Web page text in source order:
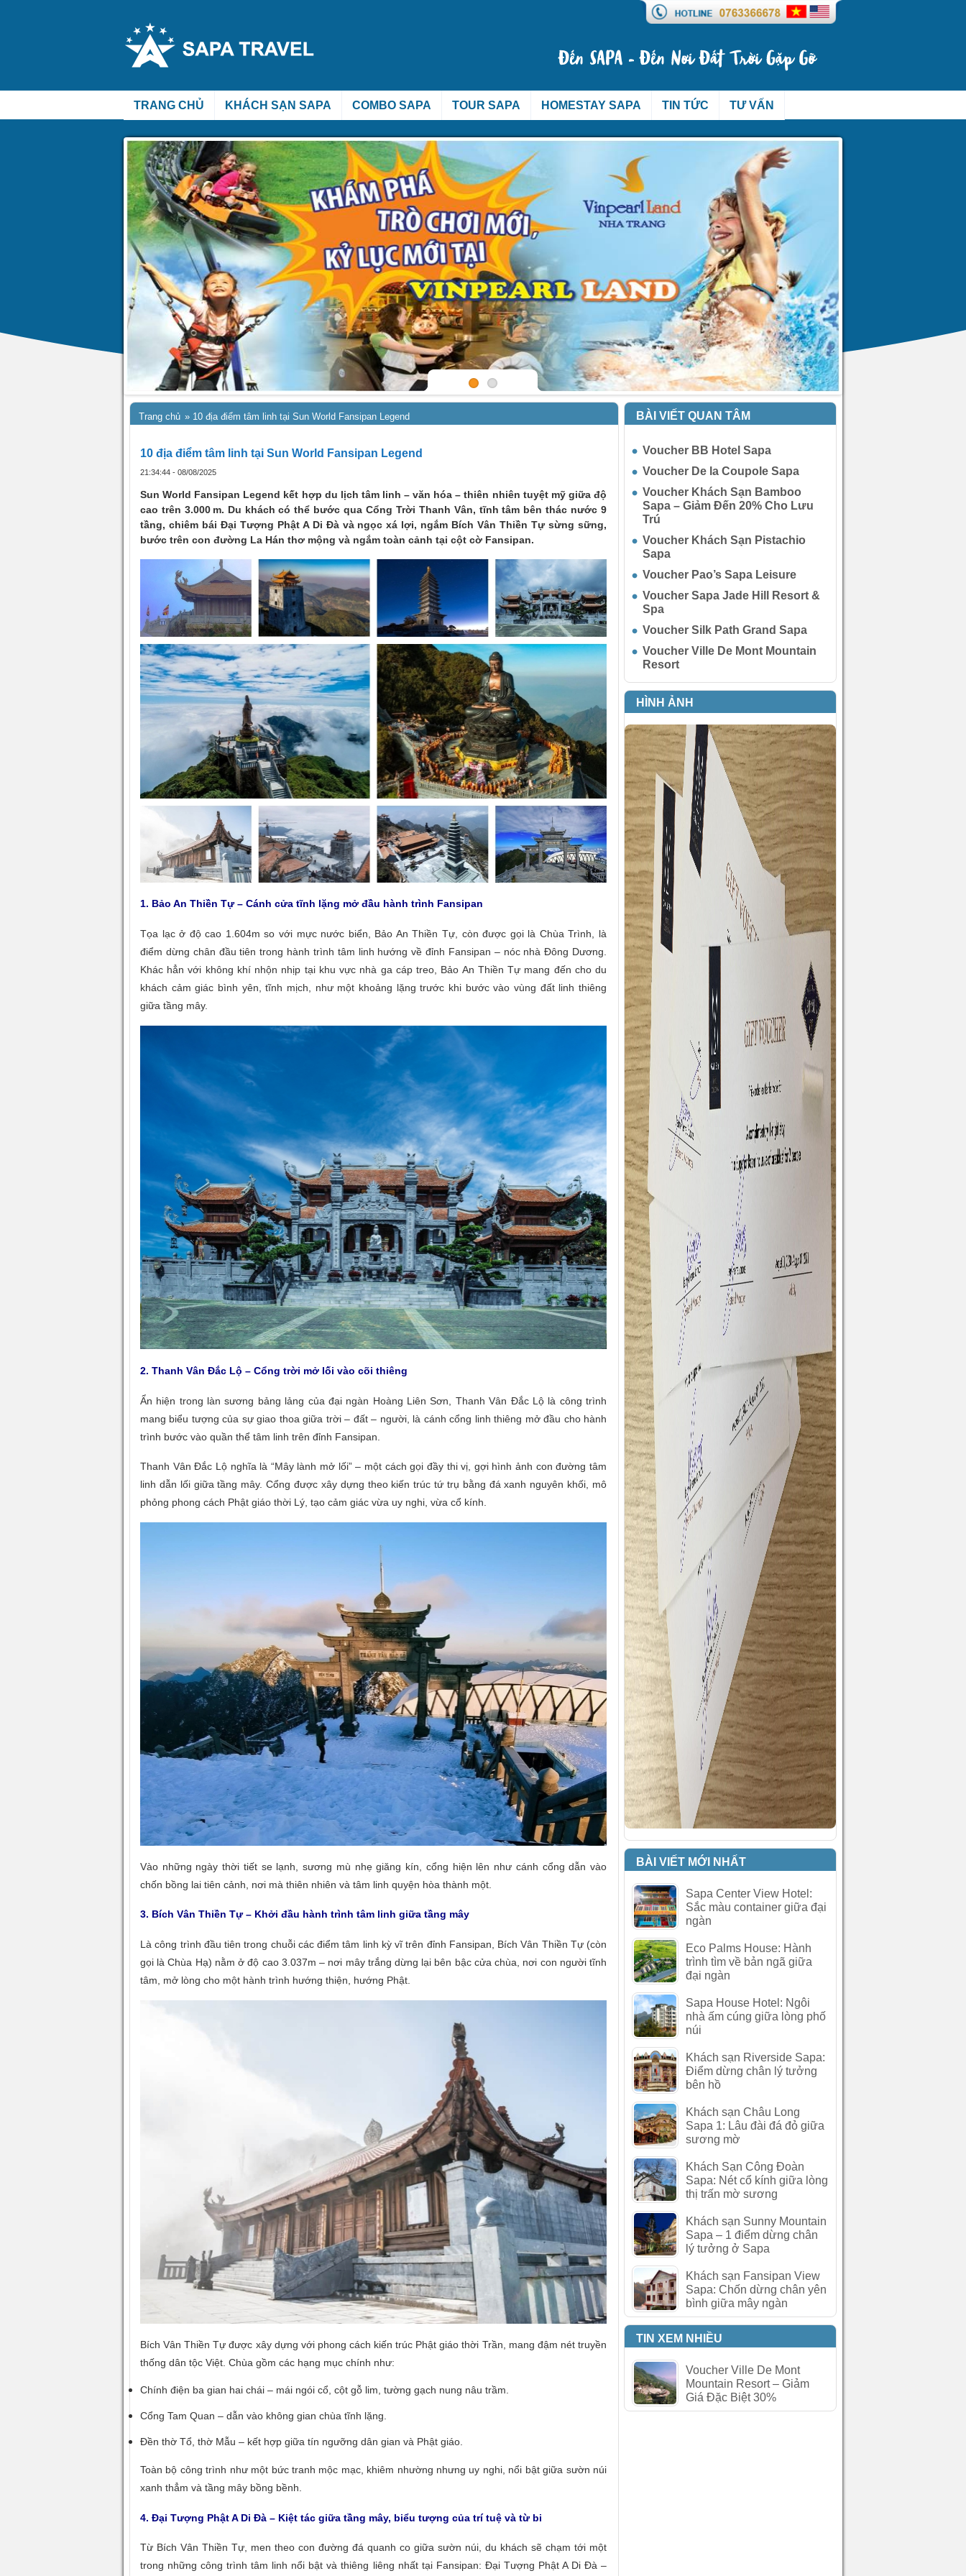
TRANG CHỦ KHÁCH SẠN SAPA COMBO SAPA TOUR SAPA HOMESTAY SAPA TIN TỨC TƯ VẤN
Trang chủ » 10 địa điểm tâm linh tại Sun World Fansipan Legend
10 địa điểm tâm linh tại Sun World Fansipan Legend
21:34:44 - 08/08/2025
Sun World Fansipan Legend kết hợp du lịch tâm linh – văn hóa – thiên nhiên tuyệt mỹ giữa độ
cao trên 3.000 m. Du khách có thể bước qua Cổng Trời Thanh Vân, tĩnh tâm bên thác nước 9
tầng, chiêm bái Đại Tượng Phật A Di Đà và ngọc xá lợi, ngắm Bích Vân Thiền Tự sừng sững,
bước trên con đường La Hán thơ mộng và ngắm toàn cảnh tại cột cờ Fansipan.
1. Bảo An Thiền Tự – Cánh cửa tĩnh lặng mở đầu hành trình Fansipan
Tọa lạc ở độ cao 1.604m so với mực nước biển, Bảo An Thiền Tự, còn được gọi là Chùa Trình, là
điểm dừng chân đầu tiên trong hành trình tâm linh hướng về đỉnh Fansipan – nóc nhà Đông Dương.
Khác hẳn với không khí nhộn nhịp tại khu vực nhà ga cáp treo, Bảo An Thiền Tự mang đến cho du
khách cảm giác bình yên, tĩnh mịch, như một khoảng lặng trước khi bước vào vùng đất linh thiêng
giữa tầng mây.
2. Thanh Vân Đắc Lộ – Cổng trời mở lối vào cõi thiêng
Ẩn hiện trong làn sương bảng lảng của đại ngàn Hoàng Liên Sơn, Thanh Vân Đắc Lộ là công trình
mang biểu tượng của sự giao thoa giữa trời – đất – người, là cánh cổng linh thiêng mở đầu cho hành
trình bước vào quần thể tâm linh trên đỉnh Fansipan.
Thanh Vân Đắc Lộ nghĩa là “Mây lành mở lối” – một cách gọi đầy thi vị, gợi hình ảnh con đường tâm
linh dẫn lối giữa tầng mây. Cổng được xây dựng theo kiến trúc tứ trụ bằng đá xanh nguyên khối, mô
phỏng phong cách Phật giáo thời Lý, tạo cảm giác vừa uy nghi, vừa cổ kính.
Vào những ngày thời tiết se lạnh, sương mù nhẹ giăng kín, cổng hiện lên như cánh cổng dẫn vào
chốn bồng lai tiên cảnh, nơi mà thiên nhiên và tâm linh quyện hòa thành một.
3. Bích Vân Thiền Tự – Khởi đầu hành trình tâm linh giữa tầng mây
Là công trình đầu tiên trong chuỗi các điểm tâm linh kỳ vĩ trên đỉnh Fansipan, Bích Vân Thiền Tự (còn
gọi là Chùa Hạ) nằm ở độ cao 3.037m – nơi mây trắng dừng lại bên bậc cửa chùa, nơi con người tĩnh
tâm, mở lòng cho một hành trình hướng thiện, hướng Phật.
Bích Vân Thiền Tự được xây dựng với phong cách kiến trúc Phật giáo thời Trần, mang đậm nét truyền
thống dân tộc Việt. Chùa gồm các hạng mục chính như:
Chính điện ba gian hai chái – mái ngói cổ, cột gỗ lim, tường gạch nung nâu trầm.
Cổng Tam Quan – dẫn vào không gian chùa tĩnh lặng.
Đền thờ Tổ, thờ Mẫu – kết hợp giữa tín ngưỡng dân gian và Phật giáo.
Toàn bộ công trình như một bức tranh mộc mạc, khiêm nhường nhưng uy nghi, nổi bật giữa sườn núi
xanh thẳm và tầng mây bồng bềnh.
4. Đại Tượng Phật A Di Đà – Kiệt tác giữa tầng mây, biểu tượng của trí tuệ và từ bi
Từ Bích Vân Thiền Tự, men theo con đường đá quanh co giữa sườn núi, du khách sẽ chạm tới một
trong những công trình tâm linh nổi bật và thiêng liêng nhất tại Fansipan: Đại Tượng Phật A Di Đà –
BÀI VIẾT QUAN TÂM
Voucher BB Hotel Sapa
Voucher De la Coupole Sapa
Voucher Khách Sạn Bamboo
Sapa – Giảm Đến 20% Cho Lưu
Trú
Voucher Khách Sạn Pistachio
Sapa
Voucher Pao’s Sapa Leisure
Voucher Sapa Jade Hill Resort &
Spa
Voucher Silk Path Grand Sapa
Voucher Ville De Mont Mountain
Resort
HÌNH ẢNH
BÀI VIẾT MỚI NHẤT
Sapa Center View Hotel:
Sắc màu container giữa đại
ngàn
Eco Palms House: Hành
trình tìm về bản ngã giữa
đại ngàn
Sapa House Hotel: Ngôi
nhà ấm cúng giữa lòng phố
núi
Khách sạn Riverside Sapa:
Điểm dừng chân lý tưởng
bên hồ
Khách sạn Châu Long
Sapa 1: Lâu đài đá đỏ giữa
sương mờ
Khách Sạn Công Đoàn
Sapa: Nét cổ kính giữa lòng
thị trấn mờ sương
Khách sạn Sunny Mountain
Sapa – 1 điểm dừng chân
lý tưởng ở Sapa
Khách sạn Fansipan View
Sapa: Chốn dừng chân yên
bình giữa mây ngàn
TIN XEM NHIỀU
Voucher Ville De Mont
Mountain Resort – Giảm
Giá Đặc Biệt 30%